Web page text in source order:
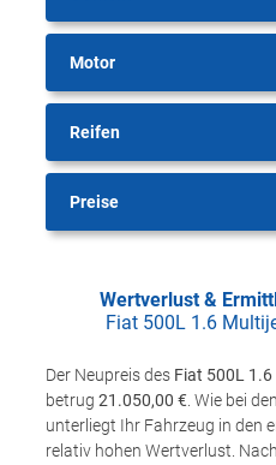
Motor
Reifen
Preise
Wertverlust &
Fiat 500L 1.6
Der Neupreis des Fiat 500L
betrug 21.050,00 € . Wie bei
unterliegt Ihr Fahrzeug in den
relativ hohen Wertverlust.